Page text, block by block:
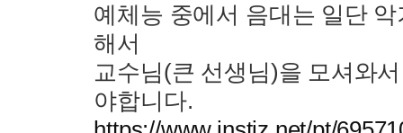
예체능 중에서 음대는 일단
해서
교수님(큰 선생님)을 모셔와
야합니다.